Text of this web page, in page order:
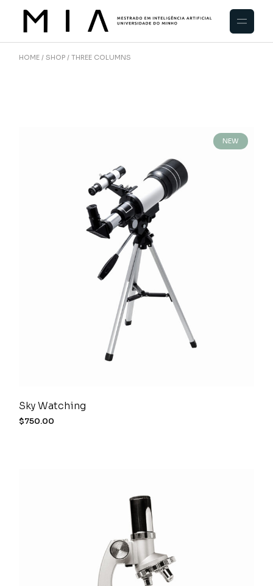
HOME SHOP THREE COLUMNS
NEW
Sky Watching
$750.00